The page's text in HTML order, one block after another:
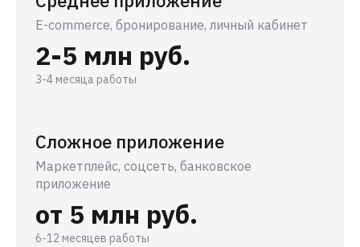
E-commerce, бронирование, личный кабинет
2-5 млн руб.
3-4 месяца работы
Сложное приложение
Маркетплейс, соцсеть, банковское
приложение
от 5 млн руб.
6-12 месяцев работы